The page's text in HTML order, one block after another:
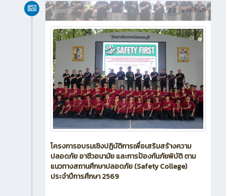
2 วัน ที่ผ่านมา
News
โครงการอบรมเชิงปฏิบัติการเพื่อเสริมสร้างความ
ปลอดภัย อาชีวอนามัย และการป้องกันภัยพิบัติ ตาม
แนวทางสถานศึกษาปลอดภัย (Safety College)
ประจำปีการศึกษา 2569